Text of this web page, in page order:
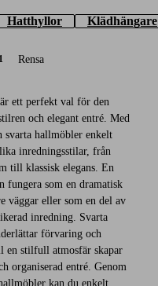
Hatthyllor Klädhängare
1 Rensa
ett perfekt val för den
och elegant entré. Med
svarta hallmöbler enkelt
inredningsstilar, från
till klassisk elegans. En
fungera som en dramatisk
väggar eller som en del av
inredning. Svarta
förvaring och
en stilfull atmosfär skapar
organiserad entré. Genom
kan du enkelt